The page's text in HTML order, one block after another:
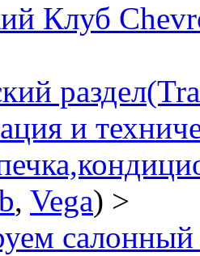
Клуб
и
, Vega) >